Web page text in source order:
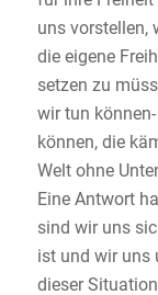
uns vorstellen,
die eigene
setzen zu
wir tun
können, die
Welt ohne
Eine Antwort
sind wir uns
ist und wir uns
dieser